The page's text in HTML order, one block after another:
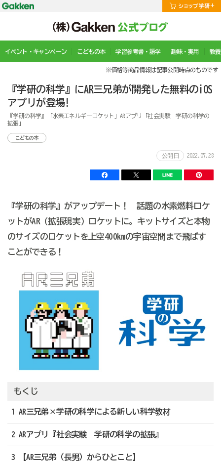
イベント・キャンペーン こどもの本 学習参考書・語学 趣味・実用 教
※価格等商品情報は記事公開時点のものです
『学研の科学』にAR三兄弟が開発した無料のiOS
アプリが登場!
『学研の科学』「水素エネルギーロケット」ARアプリ「社会実験 学研の科学の
拡張」
こどもの本
公開日 2022.07.28
『学研の科学』がアップデート！ 話題の水素燃料ロケ
ットがAR（拡張現実）ロケットに。キットサイズと本物
のサイズのロケットを上空400kmの宇宙空間まで飛ばす
ことができる！
もくじ
1 AR三兄弟×学研の科学による新しい科学教材
2 ARアプリ『社会実験 学研の科学の拡張』
3 【AR三兄弟（長男）からひとこと】